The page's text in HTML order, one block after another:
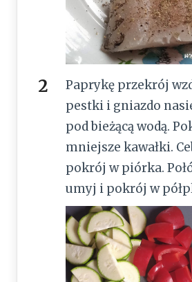
Paprykę przekrój
pestki i gniazdo
pod bieżącą wodą.
mniejsze kawałki.
pokrój w piórka.
umyj i pokrój w